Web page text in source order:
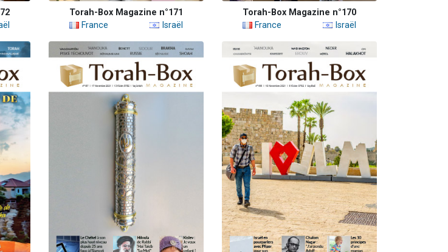
Torah-Box Magazine n°171
France
Israël
Torah-Box Magazine n°170
France
Israël